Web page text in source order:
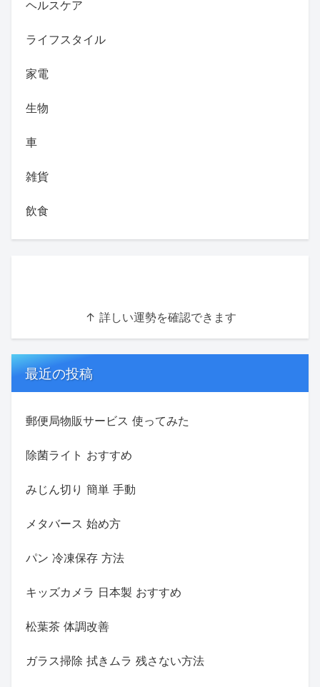
ヘルスケア
ライフスタイル
家電
生物
車
雑貨
飲食
↑ 詳しい運勢を確認できます
最近の投稿
郵便局物販サービス 使ってみた
除菌ライト おすすめ
みじん切り 簡単 手動
メタバース 始め方
パン 冷凍保存 方法
キッズカメラ 日本製 おすすめ
松葉茶 体調改善
ガラス掃除 拭きムラ 残さない方法